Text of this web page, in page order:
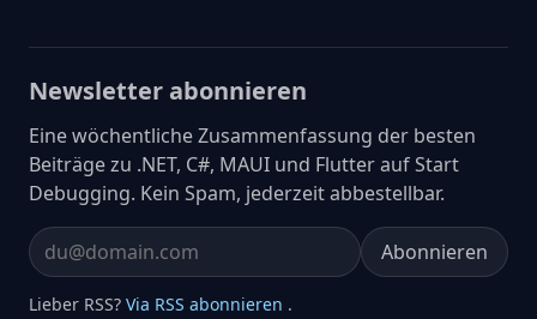
Newsletter abonnieren
Eine wöchentliche Zusammenfassung der besten
Beiträge zu .NET, C#, MAUI und Flutter auf Start
Debugging. Kein Spam, jederzeit abbestellbar.
Email address Abonnieren
Lieber RSS? Via RSS abonnieren .